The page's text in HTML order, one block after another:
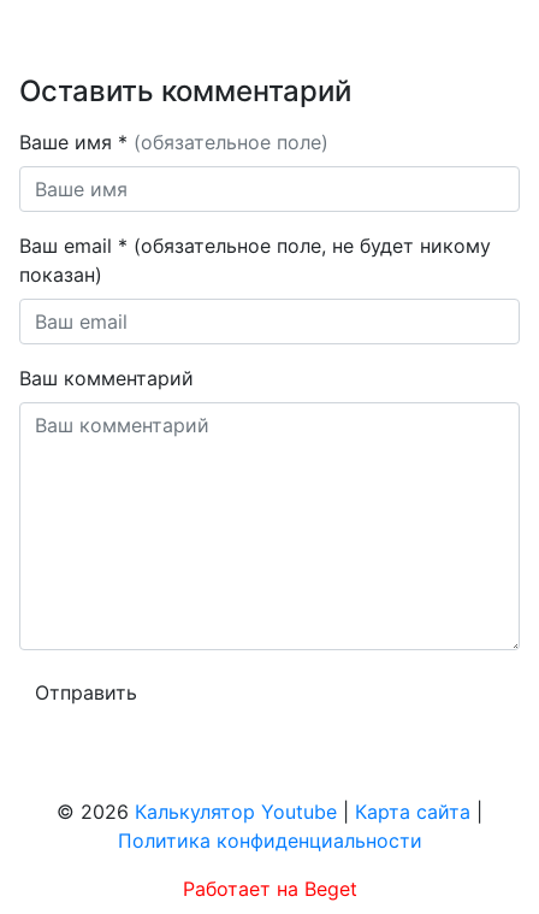
Оставить комментарий
Ваше имя * (обязательное поле)
Ваш email * (обязательное поле, не будет никому
показан)
Ваш комментарий
© 2026 Калькулятор Youtube Карта сайта
Политика конфиденциальности
Работает на Beget